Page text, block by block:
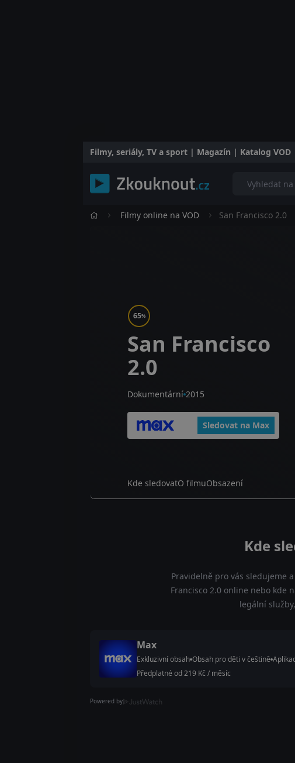
Filmy, seriály, TV a sport | Magazín | Katalog VOD
Filmy online na VOD San Francisco 2.0
65%
San Francisco
2.0
Dokumentární 2015
Sledovat na Max
Kde sledovatO filmuObsazení
Kde
Pravidelně pro vás sledujeme
Francisco 2.0 online nebo kde
legální
Max
Exkluzivní obsah Obsah pro děti v češtině
Předplatné od 219 Kč / měsíc
Powered by